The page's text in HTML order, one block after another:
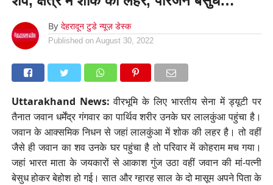
By देहरादून टुडे न्यूज़ डेस्क
Published on August 30, 2022
Uttarakhand News: वीरभूमि के लिए भारतीय सेना में ड्यूटी पर
तैनात जवान धर्मेंद्र गंगवार का पार्थिव शरीर उनके घर लालकुंआ पहुंचा है।
जवान के आक्समिक निधन से जहां लालकुंआ में शोक की लहर है। तो वहीं
जैसे ही जवान का शव उनके घर पहुंचा है तो परिवार में कोहराम मच गया।
जहां भारत माता के जयकारों से आकाश गुंज उठा वहीं जवान की मां-पत्नी
बेसुध होकर बेहोश हो गई। सात और ग्हारह साल के दो मासूम अपने पिता के